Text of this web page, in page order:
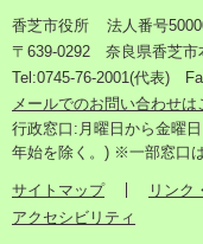
香芝市役所
法人番号
〒639-0292 奈良県香芝市
Tel:0745-76-2001(代表)
メールでのお問い合わせは
行政窓口:月曜日から金曜
年始を除く。) ※一部窓口
サイトマップ リンク
アクセシビリティ